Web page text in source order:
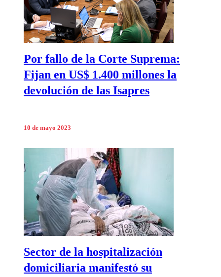
Por fallo de la Corte Suprema:
Fijan en US$ 1.400 millones la
devolución de las Isapres
10 de mayo 2023
Sector de la hospitalización
domiciliaria manifestó su